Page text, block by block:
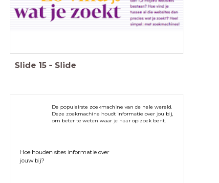
Slide 15 - Slide
De populairste zoekmachine van de hele wereld.
Deze zoekmachine houdt informatie over jou bij,
om beter te weten waar je naar op zoek bent.
Hoe houden sites informatie over
jouw bij?